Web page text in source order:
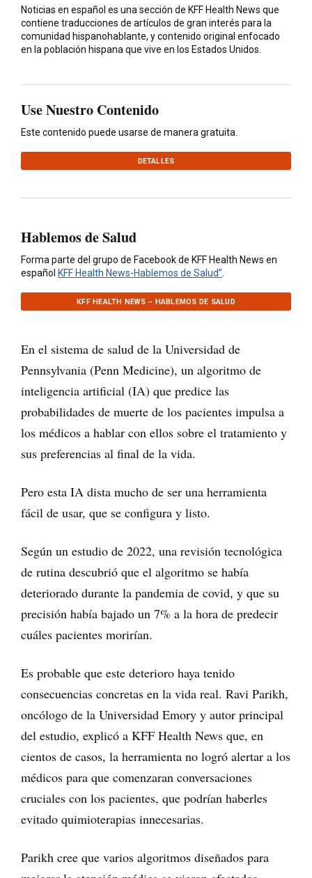
Noticias en español es una sección de KFF Health News que
contiene traducciones de artículos de gran interés para la
comunidad hispanohablante, y contenido original enfocado
en la población hispana que vive en los Estados Unidos.
Use Nuestro Contenido
Este contenido puede usarse de manera gratuita.
DETALLES
Hablemos de Salud
Forma parte del grupo de Facebook de KFF Health News en
español KFF Health News-Hablemos de Salud”.
KFF HEALTH NEWS – HABLEMOS DE SALUD
En el sistema de salud de la Universidad de
Pennsylvania (Penn Medicine), un algoritmo de
inteligencia artificial (IA) que predice las
probabilidades de muerte de los pacientes impulsa a
los médicos a hablar con ellos sobre el tratamiento y
sus preferencias al final de la vida.
Pero esta IA dista mucho de ser una herramienta
fácil de usar, que se configura y listo.
Según un estudio de 2022, una revisión tecnológica
de rutina descubrió que el algoritmo se había
deteriorado durante la pandemia de covid, y que su
precisión había bajado un 7% a la hora de predecir
cuáles pacientes morirían.
Es probable que este deterioro haya tenido
consecuencias concretas en la vida real. Ravi Parikh,
oncólogo de la Universidad Emory y autor principal
del estudio, explicó a KFF Health News que, en
cientos de casos, la herramienta no logró alertar a los
médicos para que comenzaran conversaciones
cruciales con los pacientes, que podrían haberles
evitado quimioterapias innecesarias.
Parikh cree que varios algoritmos diseñados para